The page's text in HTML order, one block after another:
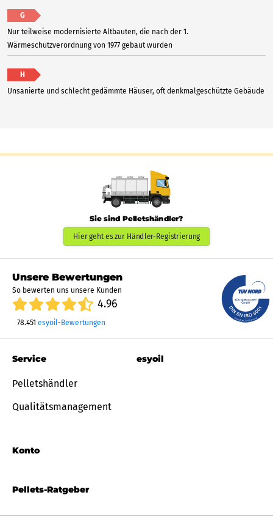
G
Nur teilweise modernisierte Altbauten, die nach der 1.
Wärmeschutzverordnung von 1977 gebaut wurden
H
Unsanierte und schlecht gedämmte Häuser, oft denkmalgeschützte Gebäude
Sie sind Pelletshändler?
Hier geht es zur Händler-Registrierung
Unsere Bewertungen
So bewerten uns unsere Kunden
4.96
78.451 esyoil-Bewertungen
Pellets-Ratgeber
Service
Pelletshändler
Qualitätsmanagement
Konto
esyoil